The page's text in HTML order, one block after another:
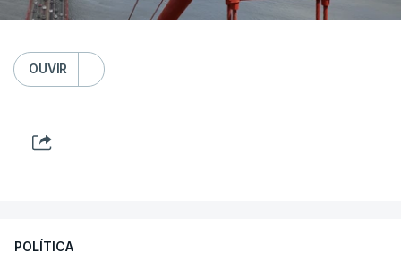
OUVIR
POLÍTICA